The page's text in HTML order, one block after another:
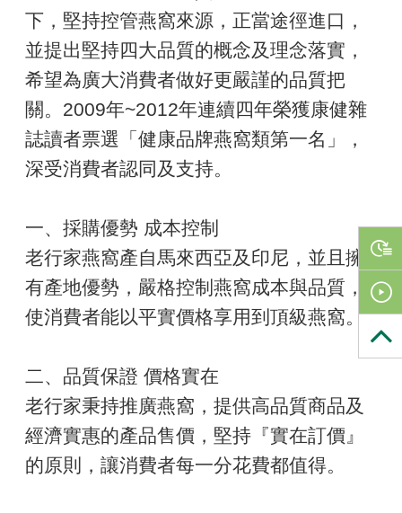
下，堅持控管燕窩來源，正當途徑進口，
並提出堅持四大品質的概念及理念落實，
希望為廣大消費者做好更嚴謹的品質把
關。2009年~2012年連續四年榮獲康健雜
誌讀者票選「健康品牌燕窩類第一名」，
深受消費者認同及支持。
一、採購優勢 成本控制
老行家燕窩產自馬來西亞及印尼，並且擁
有產地優勢，嚴格控制燕窩成本與品質，
使消費者能以平實價格享用到頂級燕窩。
二、品質保證 價格實在
老行家秉持推廣燕窩，提供高品質商品及
經濟實惠的產品售價，堅持『實在訂價』
的原則，讓消費者每一分花費都值得。